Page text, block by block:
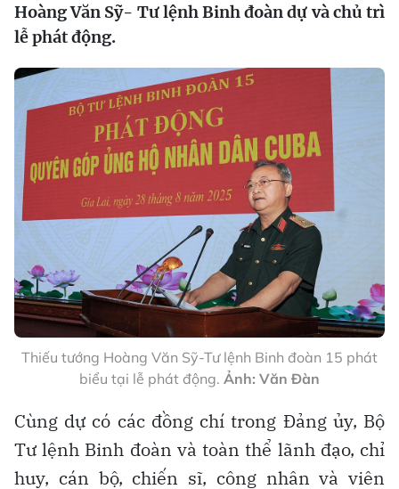
Hoàng Văn Sỹ- Tư lệnh Binh đoàn dự và chủ trì
lễ phát động.
Thiếu tướng Hoàng Văn Sỹ-Tư lệnh Binh đoàn 15 phát
biểu tại lễ phát động. Ảnh: Văn Đàn
Cùng dự có các đồng chí trong Đảng ủy, Bộ
Tư lệnh Binh đoàn và toàn thể lãnh đạo, chỉ
huy, cán bộ, chiến sĩ, công nhân và viên